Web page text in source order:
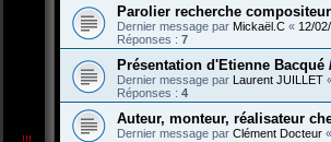
Parolier recherche
Dernier message par Mickaël.C « 12/
Réponses : 7
Présentation d'Etienne Bacqué
Dernier message par Laurent JUILLET
Réponses : 4
Auteur, monteur, réalisateur
Dernier message par Clément Docteur «